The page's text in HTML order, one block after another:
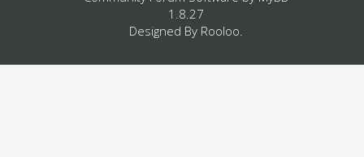
1.8.27
Designed By Rooloo.